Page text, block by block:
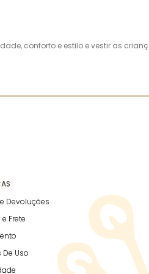
conforto e estilo e vestir as
Devoluções
Frete
Uso